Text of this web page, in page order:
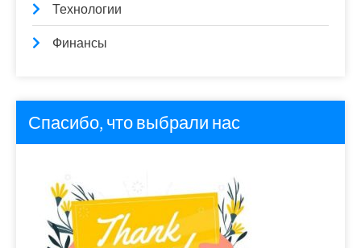
Технологии
Финансы
Спасибо, что выбрали нас